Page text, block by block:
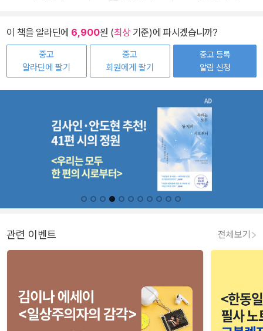
이 책을 알라딘에 6,900원 (최상기준)에 파시겠습니까?
중고
알라딘에 팔기
중고
회원에게 팔기
중고 등록
알림 신청
관련 이벤트 전체보기